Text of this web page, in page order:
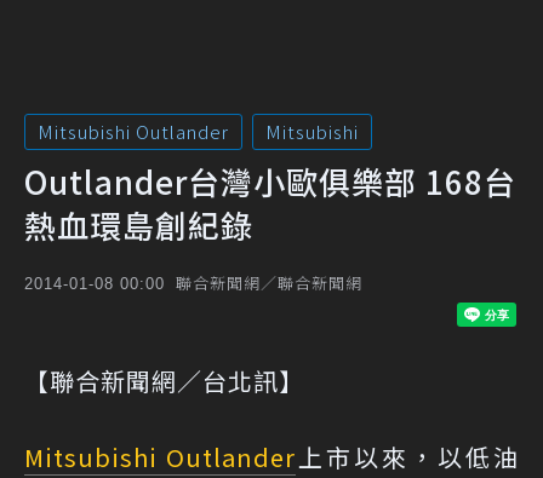
Mitsubishi Outlander Mitsubishi
Outlander台灣小歐俱樂部 168台
熱血環島創紀錄
2014-01-08 00:00 聯合新聞網／聯合新聞網
【聯合新聞網／台北訊】
Mitsubishi Outlander上市以來，以低油